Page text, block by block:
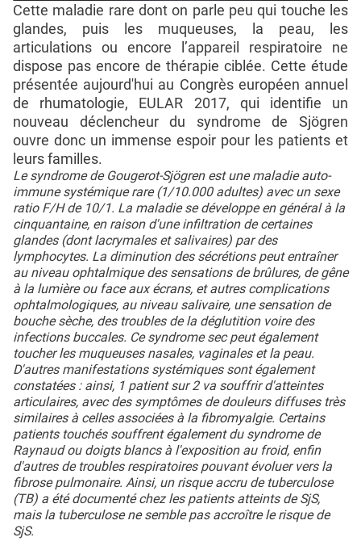
Cette maladie rare dont on parle peu qui touche les
glandes, puis les muqueuses, la peau, les
articulations ou encore l’appareil respiratoire ne
dispose pas encore de thérapie ciblée. Cette étude
présentée aujourd'hui au Congrès européen annuel
de rhumatologie, EULAR 2017, qui identifie un
nouveau déclencheur du syndrome de Sjögren
ouvre donc un immense espoir pour les patients et
leurs familles.
Le syndrome de Gougerot-Sjögren est une maladie auto-
immune systémique rare (1/10.000 adultes) avec un sexe
ratio F/H de 10/1. La maladie se développe en général à la
cinquantaine, en raison d'une infiltration de certaines
glandes (dont lacrymales et salivaires) par des
lymphocytes. La diminution des sécrétions peut entraîner
au niveau ophtalmique des sensations de brûlures, de gêne
à la lumière ou face aux écrans, et autres complications
ophtalmologiques, au niveau salivaire, une sensation de
bouche sèche, des troubles de la déglutition voire des
infections buccales. Ce syndrome sec peut également
toucher les muqueuses nasales, vaginales et la peau.
D'autres manifestations systémiques sont également
constatées : ainsi, 1 patient sur 2 va souffrir d'atteintes
articulaires, avec des symptômes de douleurs diffuses très
similaires à celles associées à la fibromyalgie. Certains
patients touchés souffrent également du syndrome de
Raynaud ou doigts blancs à l'exposition au froid, enfin
d'autres de troubles respiratoires pouvant évoluer vers la
fibrose pulmonaire. Ainsi, un risque accru de tuberculose
(TB) a été documenté chez les patients atteints de SjS,
mais la tuberculose ne semble pas accroître le risque de
SjS.